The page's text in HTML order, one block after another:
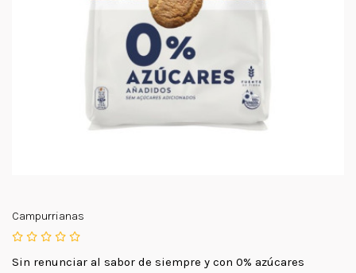
Campurrianas
Sin renunciar al sabor de siempre y con 0% azúcares